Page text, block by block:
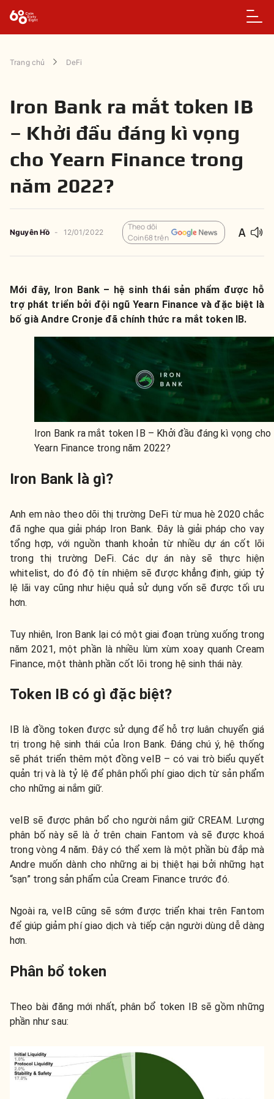
Trang chủ DeFi
Iron Bank ra mắt token IB
– Khởi đầu đáng kì vọng
cho Yearn Finance trong
năm 2022?
Nguyên Hồ - 12/01/2022
Theo dõi
Coin68 trên
Mới đây, Iron Bank – hệ sinh thái sản phẩm được hỗ
trợ phát triển bởi đội ngũ Yearn Finance và đặc biệt là
bố già Andre Cronje đã chính thức ra mắt token IB.
Iron Bank ra mắt token IB – Khởi đầu đáng kì vọng cho
Yearn Finance trong năm 2022?
Iron Bank là gì?
Anh em nào theo dõi thị trường DeFi từ mua hè 2020 chắc
đã nghe qua giải pháp Iron Bank. Đây là giải pháp cho vay
tổng hợp, với nguồn thanh khoản từ nhiều dự án cốt lõi
trong thị trường DeFi. Các dự án này sẽ thực hiện
whitelist, do đó độ tín nhiệm sẽ được khẳng định, giúp tỷ
lệ lãi vay cũng như hiệu quả sử dụng vốn sẽ được tối ưu
hơn.
Tuy nhiên, Iron Bank lại có một giai đoạn trùng xuống trong
năm 2021, một phần là nhiều lùm xùm xoay quanh Cream
Finance, một thành phần cốt lõi trong hệ sinh thái này.
Token IB có gì đặc biệt?
IB là đồng token được sử dụng để hỗ trợ luân chuyển giá
trị trong hệ sinh thái của Iron Bank. Đáng chú ý, hệ thống
sẽ phát triển thêm một đồng veIB – có vai trò biểu quyết
quản trị và là tỷ lệ để phân phối phí giao dịch từ sản phẩm
cho những ai nắm giữ.
veIB sẽ được phân bổ cho người nắm giữ CREAM. Lượng
phân bố này sẽ là ở trên chain Fantom và sẽ được khoá
trong vòng 4 năm. Đây có thể xem là một phần bù đắp mà
Andre muốn dành cho những ai bị thiệt hại bởi những hạt
“sạn” trong sản phẩm của Cream Finance trước đó.
Ngoài ra, veIB cũng sẽ sớm được triển khai trên Fantom
để giúp giảm phí giao dịch và tiếp cận người dùng dễ dàng
hơn.
Phân bổ token
Theo bài đăng mới nhất, phân bổ token IB sẽ gồm những
phần như sau: